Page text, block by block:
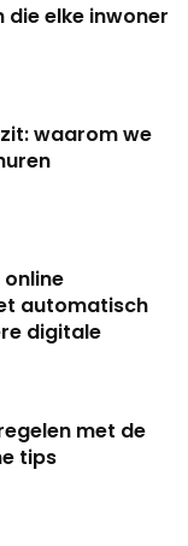
elke inwoner
waarom we
automatisch
digitale
met de
tips